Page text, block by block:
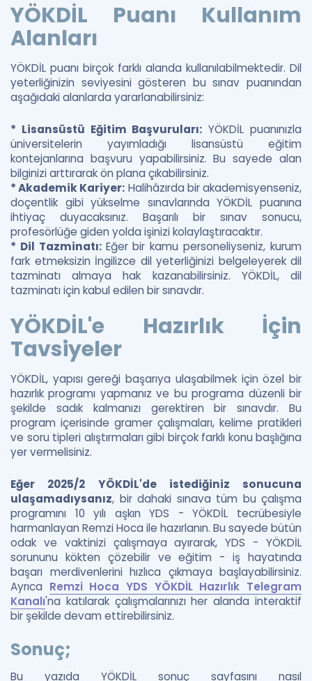
YÖKDİL Puanı Kullanım
Alanları
YÖKDİL puanı birçok farklı alanda kullanılabilmektedir. Dil
yeterliğinizin seviyesini gösteren bu sınav puanından
aşağıdaki alanlarda yararlanabilirsiniz:
* Lisansüstü Eğitim Başvuruları: YÖKDİL puanınızla
üniversitelerin yayımladığı lisansüstü eğitim
kontejanlarına başvuru yapabilirsiniz. Bu sayede alan
bilginizi arttırarak ön plana çıkabilirsiniz.
* Akademik Kariyer: Halihâzırda bir akademisyenseniz,
doçentlik gibi yükselme sınavlarında YÖKDİL puanına
ihtiyaç duyacaksınız. Başarılı bir sınav sonucu,
profesörlüğe giden yolda işinizi kolaylaştıracaktır.
* Dil Tazminatı: Eğer bir kamu personeliyseniz, kurum
fark etmeksizin İngilizce dil yeterliğinizi belgeleyerek dil
tazminatı almaya hak kazanabilirsiniz. YÖKDİL, dil
tazminatı için kabul edilen bir sınavdır.
YÖKDİL'e Hazırlık İçin
Tavsiyeler
YÖKDİL, yapısı gereği başarıya ulaşabilmek için özel bir
hazırlık programı yapmanız ve bu programa düzenli bir
şekilde sadık kalmanızı gerektiren bir sınavdır. Bu
program içerisinde gramer çalışmaları, kelime pratikleri
ve soru tipleri alıştırmaları gibi birçok farklı konu başlığına
yer vermelisiniz.
Eğer 2025/2 YÖKDİL'de istediğiniz sonucuna
ulaşamadıysanız, bir dahaki sınava tüm bu çalışma
programını 10 yılı aşkın YDS - YÖKDİL tecrübesiyle
harmanlayan Remzi Hoca ile hazırlanın. Bu sayede bütün
odak ve vaktinizi çalışmaya ayırarak, YDS - YÖKDİL
sorununu kökten çözebilir ve eğitim - iş hayatında
başarı merdivenlerini hızlıca çıkmaya başlayabilirsiniz.
Ayrıca Remzi Hoca YDS YÖKDİL Hazırlık Telegram
Kanalı'na katılarak çalışmalarınızı her alanda interaktif
bir şekilde devam ettirebilirsiniz.
Sonuç;
Bu yazıda YÖKDİL sonuç sayfasını nasıl